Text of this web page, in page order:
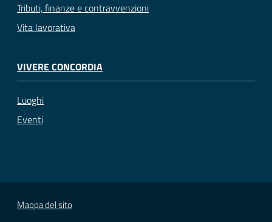
Tributi, finanze e contravvenzioni
Vita lavorativa
VIVERE CONCORDIA
Luoghi
Eventi
Mappa del sito